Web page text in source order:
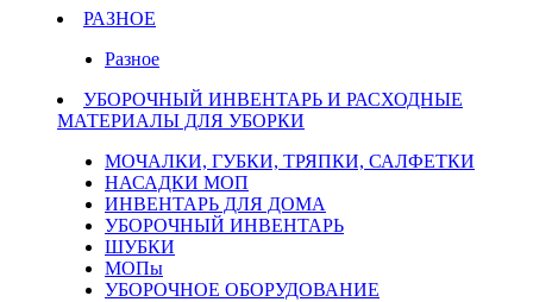
РАЗНОЕ
Разное
УБОРОЧНЫЙ ИНВЕНТАРЬ И РАСХОДНЫЕ
МАТЕРИАЛЫ ДЛЯ УБОРКИ
МОЧАЛКИ, ГУБКИ, ТРЯПКИ, САЛФЕТКИ
НАСАДКИ МОП
ИНВЕНТАРЬ ДЛЯ ДОМА
УБОРОЧНЫЙ ИНВЕНТАРЬ
ШУБКИ
МОПы
УБОРОЧНОЕ ОБОРУДОВАНИЕ